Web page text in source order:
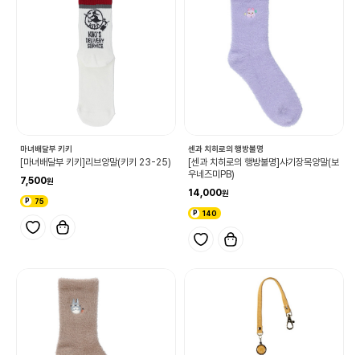
마녀배달부 키키
[마녀배달부 키키]리브양말(키키 23-25)
7,500
75
센과 치히로의 행방불명
[센과 치히로의 행방불명]샤기장목양말(보
우네즈미PB)
14,000
140